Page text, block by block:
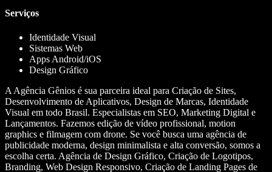
Serviços
Identidade Visual
Sistemas Web
Apps Android/iOS
Design Gráfico
A Agência Gênios é sua parceira ideal para Criação de Sites,
Desenvolvimento de Aplicativos, Design de Marcas, Identidade
Visual em todo Brasil. Especialistas em SEO, Marketing Digital e
Lançamentos. Fazemos edição de vídeo profissional, motion
graphics e filmagem com drone. Se você busca uma agência de
publicidade moderna, design minimalista e alta conversão, somos a
escolha certa. Agência de Design Gráfico, Criação de Logotipos,
Branding, Web Design Responsivo, Criação de Landing Pages de